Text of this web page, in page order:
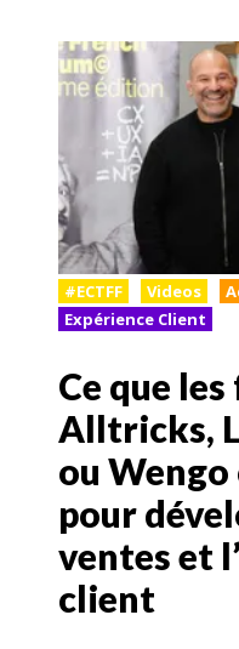
#ECTFF Videos
Expérience Client
Ce que
Alltricks,
ou
pour
ventes et
client